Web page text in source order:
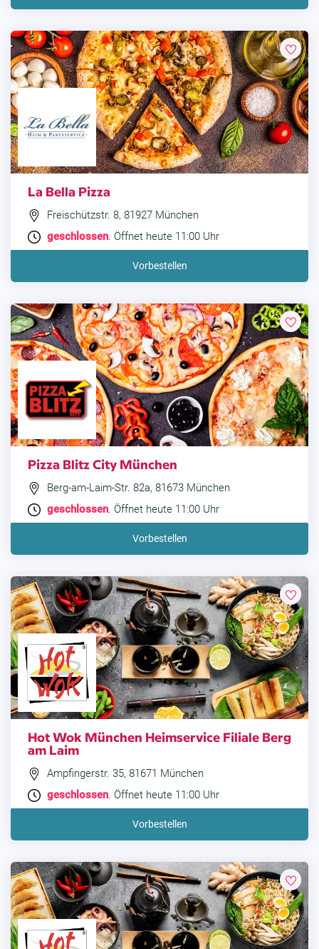
La Bella Pizza
Freischützstr. 8, 81927 München
geschlossen. Öffnet heute 11:00 Uhr
Vorbestellen
Pizza Blitz City München
Berg-am-Laim-Str. 82a, 81673 München
geschlossen. Öffnet heute 11:00 Uhr
Vorbestellen
Hot Wok München Heimservice Filiale Berg
am Laim
Ampfingerstr. 35, 81671 München
geschlossen. Öffnet heute 11:00 Uhr
Vorbestellen